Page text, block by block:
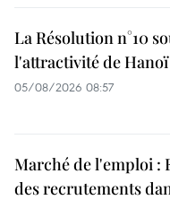
La Résolution n°10
l'attractivité de
05/08/2026 08:57
Marché de l'emploi :
des recrutements